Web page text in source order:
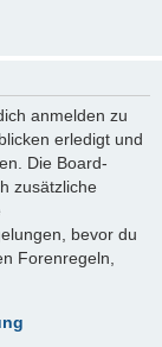
anmelden zu
erledigt und
Die Board-
zusätzliche
bevor du
Forenregeln,